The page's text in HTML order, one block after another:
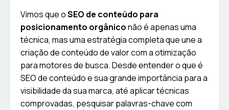
Vimos que oSEO de conteúdo para
posicionamento orgâniconão é apenas uma
técnica, mas uma estratégia completa que une a
criação de conteúdo de valor com a otimização
para motores de busca. Desde entender o que é
SEO de conteúdo e sua grande importância para a
visibilidade da sua marca, até aplicar técnicas
comprovadas, pesquisar palavras-chave com